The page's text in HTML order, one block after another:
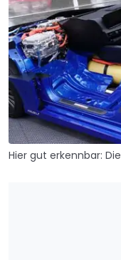
Hier gut erkennbar: